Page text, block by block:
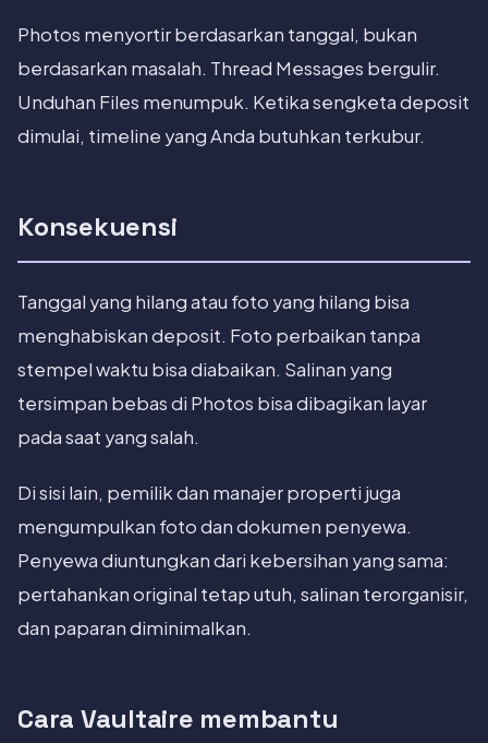
Photos menyortir berdasarkan tanggal, bukan
berdasarkan masalah. Thread Messages bergulir.
Unduhan Files menumpuk. Ketika sengketa deposit
dimulai, timeline yang Anda butuhkan terkubur.
Konsekuensi
Tanggal yang hilang atau foto yang hilang bisa
menghabiskan deposit. Foto perbaikan tanpa
stempel waktu bisa diabaikan. Salinan yang
tersimpan bebas di Photos bisa dibagikan layar
pada saat yang salah.
Di sisi lain, pemilik dan manajer properti juga
mengumpulkan foto dan dokumen penyewa.
Penyewa diuntungkan dari kebersihan yang sama:
pertahankan original tetap utuh, salinan terorganisir,
dan paparan diminimalkan.
Cara Vaultaire membantu